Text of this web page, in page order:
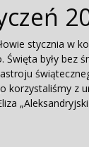
stycznia w
były bez
korzystaliśmy z